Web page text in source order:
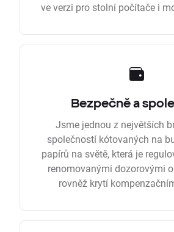
ve verzi pro stolní počítače i
Bezpečně a
Jsme jednou z největších
společností kótovaných na
papírů na světě, která je
renomovanými dozorovými
rovněž krytí